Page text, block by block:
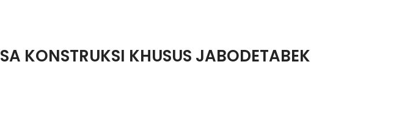
KONSTRUKSI KHUSUS JABODETABEK